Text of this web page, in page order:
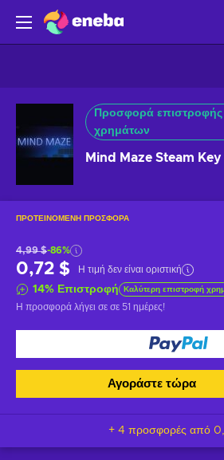
Προσφορά επιστροφής
χρημάτων
Mind Maze Steam Key
ΠΡΟΤΕΙΝΌΜΕΝΗ ΠΡΟΣΦΟΡΆ
4,99 $-86%
0,72 $ Η τιμή δεν είναι οριστική
14% Επιστροφή Καλύτερη επιστροφή
Η προσφορά λήγει σε σε 51 ημέρες!
Αγοράστε τώρα
+ 4 προσφορές από